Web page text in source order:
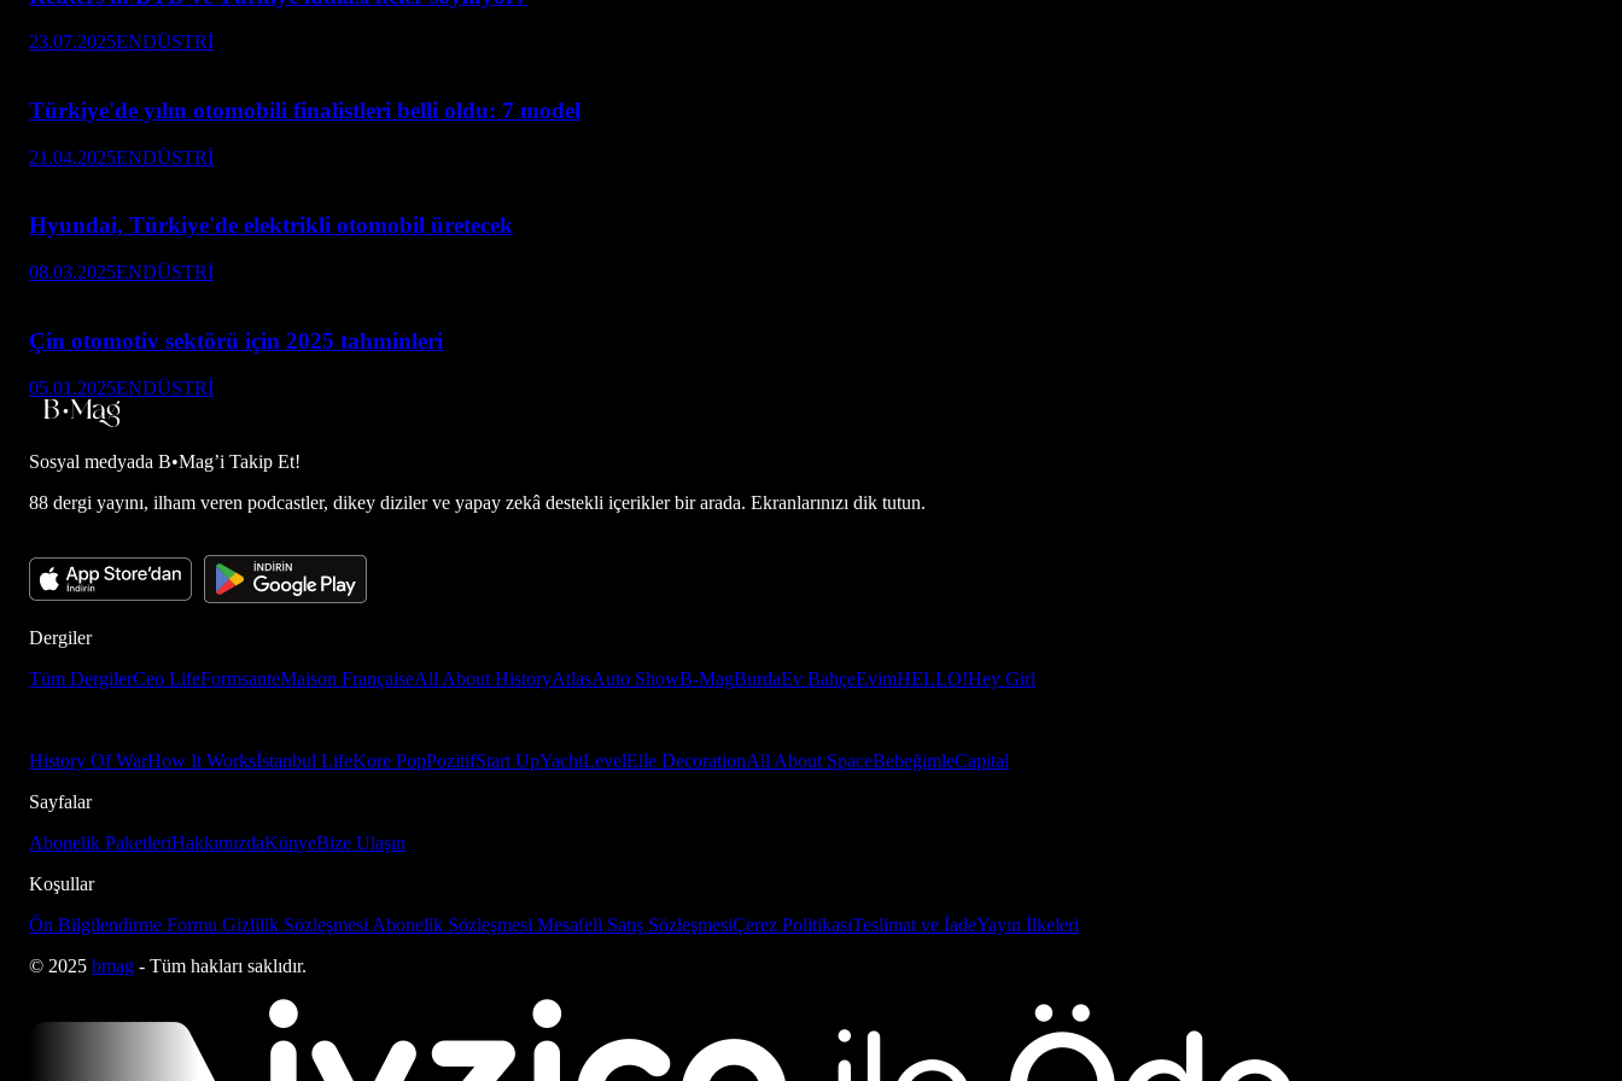
23.07.2025ENDÜSTRİ
Türkiye'de yılın otomobili finalistleri belli oldu: 7 model
21.04.2025ENDÜSTRİ
Hyundai, Türkiye'de elektrikli otomobil üretecek
08.03.2025ENDÜSTRİ
Çin otomotiv sektörü için 2025 tahminleri
05.01.2025ENDÜSTRİ
Sosyal medyada B•Mag’i Takip Et!
88 dergi yayını, ilham veren podcastler, dikey diziler ve yapay zekâ destekli içerikler bir arada. Ekranlarınızı dik tutun.
Dergiler
Tüm DergilerCeo LifeFormsanteMaison FrançaiseAll About HistoryAtlasAuto ShowB-MagBurdaEv BahçeEvimHELLO!Hey Girl
History Of WarHow It Worksİstanbul LifeKore PopPozitifStart UpYachtLevelElle DecorationAll About SpaceBebeğimleCapital
Sayfalar
Abonelik PaketleriHakkımızdaKünyeBize Ulaşın
Koşullar
Ön Bilgilendirme Formu Gizlilik Sözleşmesi Abonelik Sözleşmesi Mesafeli Satış SözleşmesiÇerez PolitikasıTeslimat ve İadeYayın İlkeleri
© 2025 bmag - Tüm hakları saklıdır.